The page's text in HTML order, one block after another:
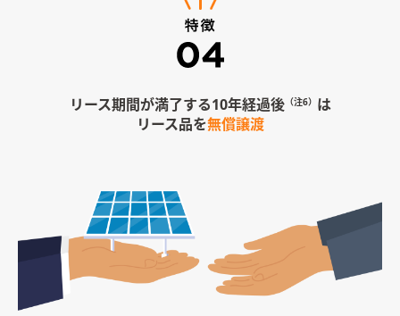
リース期間が満了する10年経過後（注6） は
リース品を無償譲渡